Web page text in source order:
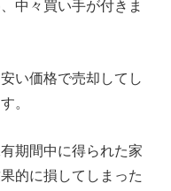
中々買い手が付きま
い価格で売却してし
。
期間中に得られた家
的に損してしまった